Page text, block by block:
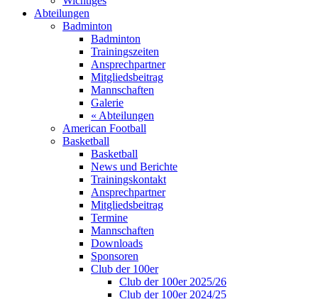
Abteilungen
Badminton
Badminton
Trainingszeiten
Ansprechpartner
Mitgliedsbeitrag
Mannschaften
Galerie
« Abteilungen
American Football
Basketball
Basketball
News und Berichte
Trainingskontakt
Ansprechpartner
Mitgliedsbeitrag
Termine
Mannschaften
Downloads
Sponsoren
Club der 100er
Club der 100er 2025/26
Club der 100er 2024/25